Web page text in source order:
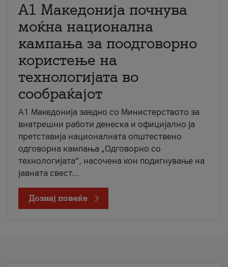
A1 Македонија почнува
моќна национална
кампања за поодговорно
користење на
технологијата во
сообраќајот
A1 Македонија заедно со Министерството за
внатрешни работи денеска и официјално ја
претставија националната општествено
одговорна кампања „Одговорно со
технологијата“, насочена кон подигнување на
јавната свест...
Дознај повеќе